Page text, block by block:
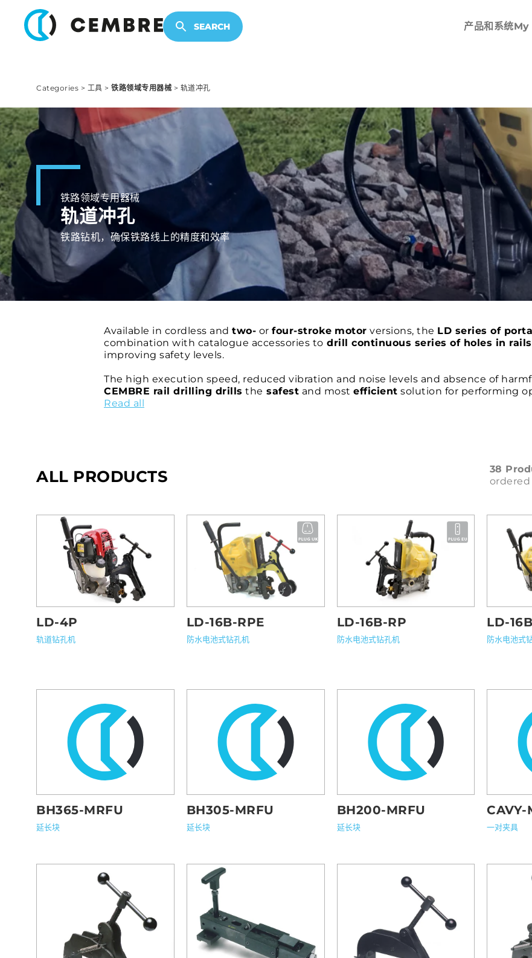
SEARCH 产品和系统
600 kN
电子产品
Categories > 工具 > 铁路领域专用器械 > 轨道冲孔
铁路领域专用器械
轨道冲孔
铁路钻机，确保铁路线上的精度和效率
Available in cordless and two- or four-stroke motor versions, the LD series of
combination with catalogue accessories to drill continuous series of holes in rails
improving safety levels.
The high execution speed, reduced vibration and noise levels and absence of
CEMBRE rail drilling drills the safest and most efficient solution for performing
particularly difficult conditions, such as
Read all
ALL PRODUCTS
38
ordered
LD-4P
轨道钻孔机
LD-16B-RPE
防水电池式钻孔机
LD-16B-RP
防水电池式钻孔机
LD-
防水电池式
BH365-MRFU
延长块
BH305-MRFU
延长块
BH200-MRFU
延长块
CAVY-
一对夹具